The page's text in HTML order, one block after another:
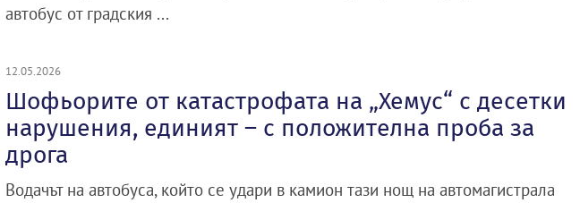
автобус от градския ...
12.05.2026
Шофьорите от катастрофата на „Хемус“ с десетки
нарушения, единият – с положителна проба за
дрога
Водачът на автобуса, който се удари в камион тази нощ на автомагистрала